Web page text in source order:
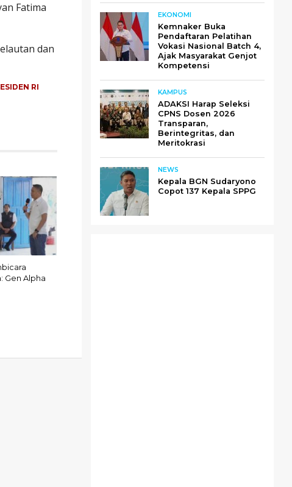
Fatima
dan
RI
Gen Alpha
EKONOMI
Kemnaker Buka
Pendaftaran Pelatihan
Vokasi Nasional Batch 4,
Ajak Masyarakat Genjot
Kompetensi
KAMPUS
ADAKSI Harap Seleksi
CPNS Dosen 2026
Transparan,
Berintegritas, dan
Meritokrasi
NEWS
Kepala BGN Sudaryono
Copot 137 Kepala SPPG